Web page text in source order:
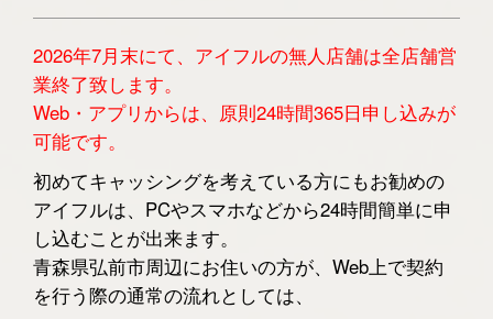
2026年7月末にて、アイフルの無人店舗は全店舗営
業終了致します。
Web・アプリからは、原則24時間365日申し込みが
可能です。
初めてキャッシングを考えている方にもお勧めの
アイフルは、PCやスマホなどから24時間簡単に申
し込むことが出来ます。
青森県弘前市周辺にお住いの方が、Web上で契約
を行う際の通常の流れとしては、